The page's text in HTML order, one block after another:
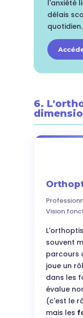
l'anxiété
délais
quotidien.
6.
Vision
souvent
parcours
joue un
dans les
évalue
(c'est le
mais les